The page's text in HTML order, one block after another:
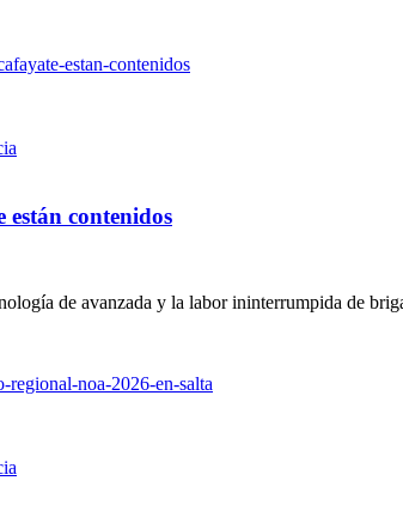
están contenidos
de avanzada y la labor ininterrumpida de